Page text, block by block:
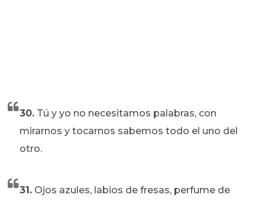
30. Tú y yo no necesitamos palabras, con
mirarnos y tocarnos sabemos todo el uno del
otro.
31. Ojos azules, labios de fresas, perfume de